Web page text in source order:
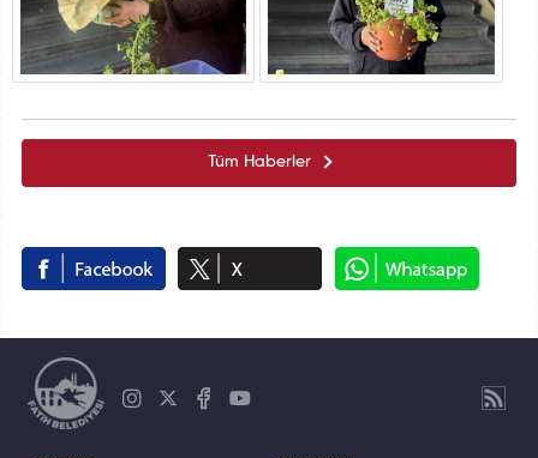
Tüm Haberler